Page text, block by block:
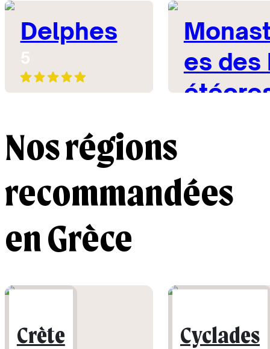
Delphes
5
es des
Nos régions
recommandées
en Grèce
Crète Cyclades